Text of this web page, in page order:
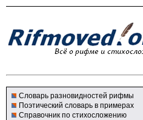
Словарь разновидностей рифмы
Поэтический словарь в примерах
Справочник по стихосложению